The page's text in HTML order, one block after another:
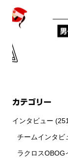
カテゴリー
インタビュー
チームインタビ
ラクロスOBOG